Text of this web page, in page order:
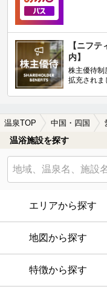
【ニフ
内】
株主優待制
拡充されま
温泉TOP 中国・四国
温浴施設を探す
エリアから探す
地図から探す
特徴から探す